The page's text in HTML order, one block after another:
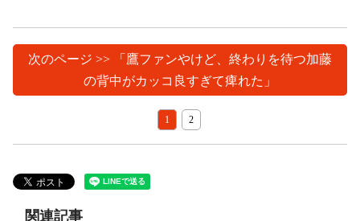
次のページ >> 「鷹ファンやけど、終わりを待つ加藤
の背中がカッコ良すぎて痺れた」
1 2
関連記事